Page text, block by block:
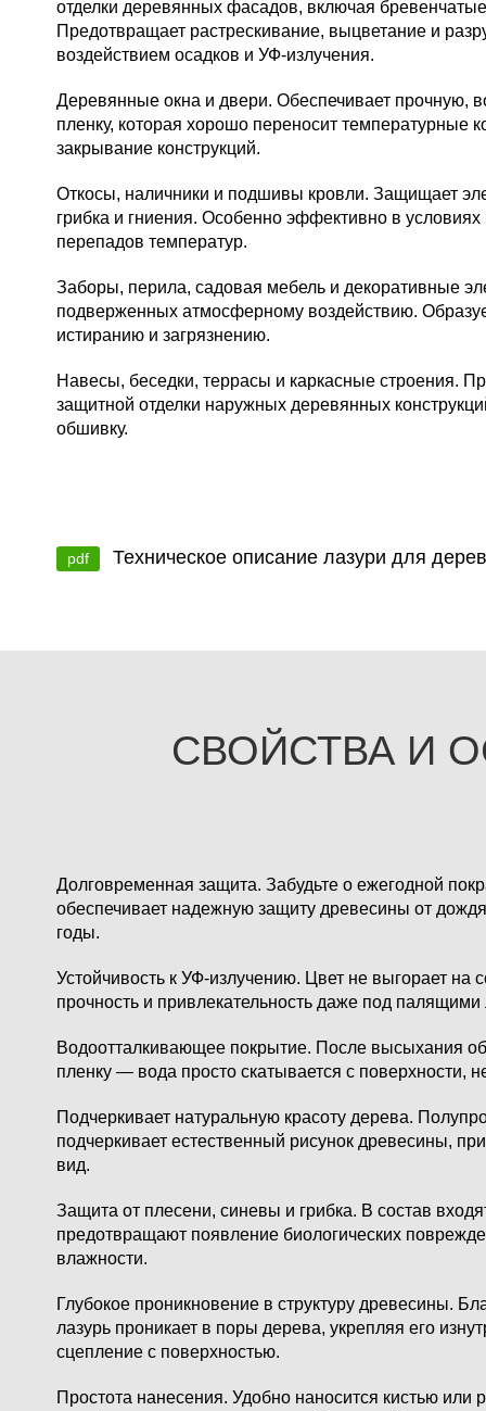
отделки деревянных фасадов, включая
Предотвращает растрескивание, выцветание и
воздействием осадков и УФ-излучения.
Деревянные окна и двери. Обеспечивает прочную,
пленку, которая хорошо переносит температурные
закрывание конструкций.
Откосы, наличники и подшивы кровли. Защищает
грибка и гниения. Особенно эффективно в
перепадов температур.
Заборы, перила, садовая мебель и декоративные
подверженных атмосферному воздействию.
истиранию и загрязнению.
Навесы, беседки, террасы и каркасные строения.
защитной отделки наружных деревянных
обшивку.
pdf Техническое описание лазури для
СВОЙСТВА И
Долговременная защита. Забудьте о ежегодной
обеспечивает надежную защиту древесины от
годы.
Устойчивость к УФ-излучению. Цвет не выгорает на
прочность и привлекательность даже под палящими
Водоотталкивающее покрытие. После высыхания
пленку — вода просто скатывается с поверхности,
Подчеркивает натуральную красоту дерева.
подчеркивает естественный рисунок древесины,
вид.
Защита от плесени, синевы и грибка. В состав
предотвращают появление биологических
влажности.
Глубокое проникновение в структуру древесины.
лазурь проникает в поры дерева, укрепляя его
сцепление с поверхностью.
Простота нанесения. Удобно наносится кистью или